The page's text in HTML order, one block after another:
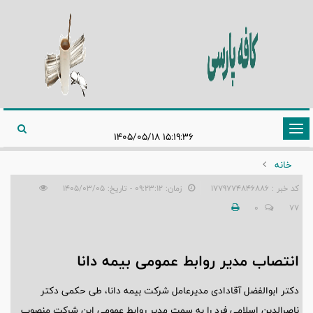
تغییر
وضعیت
ناوبری
۱۵:۱۹:۳۶ ۱۴۰۵/۰۵/۱۸
خانه
کد خبر : 1779774846886
زمان: ۰۹:۲۳:۱۲ - تاریخ: ۱۴۰۵/۰۳/۰۵
77
0
انتصاب مدیر روابط عمومی بیمه دانا
دکتر ابوالفضل آقادادی مدیرعامل شرکت بیمه دانا، طی حکمی دکتر